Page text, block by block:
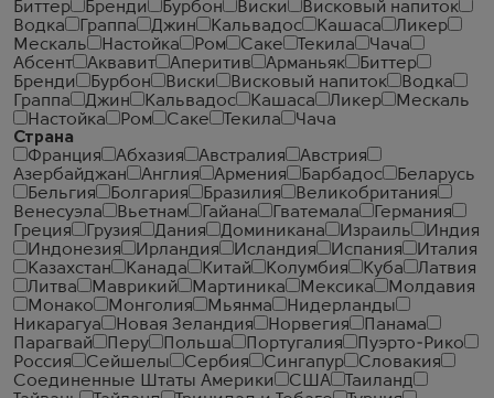
Биттер
Бренди Бурбон Виски
Висковый напиток
Водка
Граппа Джин Кальвадос Кашаса
Ликер
Мескаль
Настойка Ром Саке Текила
Чача
Абсент
Аквавит Аперитив Арманьяк
Биттер
Бренди
Бурбон Виски Висковый напиток
Водка
Граппа
Джин Кальвадос Кашаса Ликер
Мескаль
Настойка
Ром Саке Текила
Чача
Страна
Франция
Абхазия Австралия
Австрия
Азербайджан
Англия Армения Барбадос
Беларусь
Бельгия
Болгария Бразилия
Великобритания
Венесуэла
Вьетнам Гайана Гватемала
Германия
Греция
Грузия Дания Доминикана Израиль
Индия
Индонезия
Ирландия Исландия Испания
Италия
Казахстан
Канада Китай Колумбия Куба
Латвия
Литва
Маврикий Мартиника Мексика
Молдавия
Монако
Монголия Мьянма
Нидерланды
Никарагуа
Новая Зеландия Норвегия
Панама
Парагвай
Перу Польша Португалия
Пуэрто-Рико
Россия
Сейшелы Сербия Сингапур
Словакия
Соединенные Штаты Америки
США
Таиланд